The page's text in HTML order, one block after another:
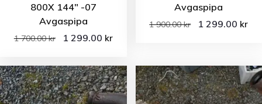
800X 144″ -07
Avgaspipa
1 700.00kr 1 299.00 kr
Avgaspipa
1 900.00kr 1 299.00 kr